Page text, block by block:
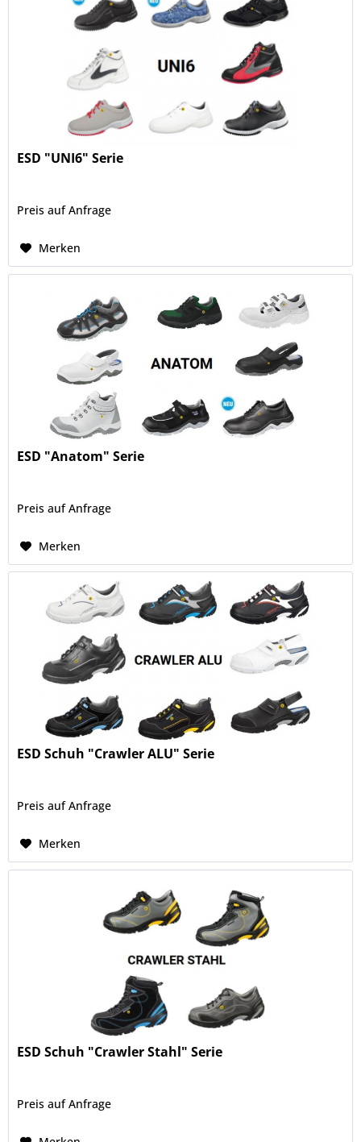
ESD "UNI6" Serie
Preis auf Anfrage
Merken
ESD "Anatom" Serie
Preis auf Anfrage
Merken
ESD Schuh "Crawler ALU" Serie
Preis auf Anfrage
Merken
ESD Schuh "Crawler Stahl" Serie
Preis auf Anfrage